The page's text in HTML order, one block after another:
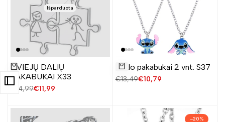
Išparduota
Žiūrėti produktą
DVIEJŲ DALIŲ
PAKABUKAI X33
Įprasta
€14,99Pardavimo
€11,99
Pridėti
norų
Kaklo pakabukai 2 vnt. S37
Įprasta
€13,49Pardavimo
€10,79
–20%